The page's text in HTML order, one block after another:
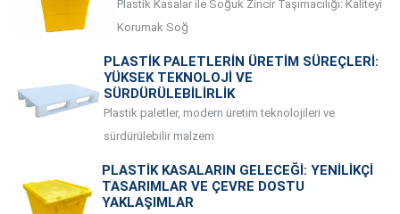
Plastik Kasalar ile Soğuk Zincir Taşımacılığı: Kaliteyi
Korumak Soğ
PLASTIK PALETLERIN ÜRETIM SÜREÇLERI:
YÜKSEK TEKNOLOJI VE
SÜRDÜRÜLEBILIRLIK
Plastik paletler, modern üretim teknolojileri ve
sürdürülebilir malzem
PLASTIK KASALARIN GELECEĞI: YENILIKÇI
TASARIMLAR VE ÇEVRE DOSTU
YAKLAŞIMLAR